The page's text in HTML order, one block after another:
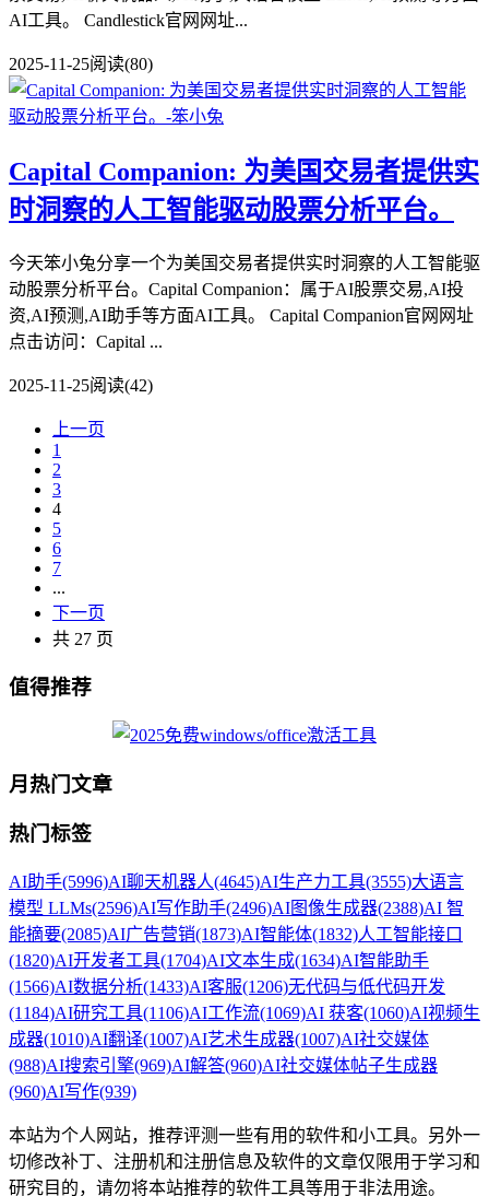
AI工具。 Candlestick官网网址...
2025-11-25阅读(80)
Capital Companion: 为美国交易者提供实
时洞察的人工智能驱动股票分析平台。
今天笨小兔分享一个为美国交易者提供实时洞察的人工智能驱
动股票分析平台。Capital Companion：属于AI股票交易,AI投
资,AI预测,AI助手等方面AI工具。 Capital Companion官网网址
点击访问：Capital ...
2025-11-25阅读(42)
上一页
1
2
3
4
5
6
7
...
下一页
共 27 页
值得推荐
月热门文章
热门标签
AI助手(5996)AI聊天机器人(4645)AI生产力工具(3555)大语言
模型 LLMs(2596)AI写作助手(2496)AI图像生成器(2388)AI 智
能摘要(2085)AI广告营销(1873)AI智能体(1832)人工智能接口
(1820)AI开发者工具(1704)AI文本生成(1634)AI智能助手
(1566)AI数据分析(1433)AI客服(1206)无代码与低代码开发
(1184)AI研究工具(1106)AI工作流(1069)AI 获客(1060)AI视频生
成器(1010)AI翻译(1007)AI艺术生成器(1007)AI社交媒体
(988)AI搜索引擎(969)AI解答(960)AI社交媒体帖子生成器
(960)AI写作(939)
本站为个人网站，推荐评测一些有用的软件和小工具。另外一
切修改补丁、注册机和注册信息及软件的文章仅限用于学习和
研究目的，请勿将本站推荐的软件工具等用于非法用途。